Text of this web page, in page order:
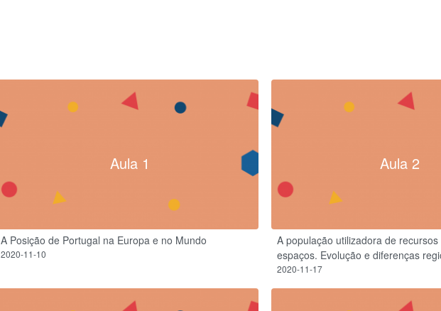
Aula 1
A Posição de Portugal na Europa e no Mundo
2020-11-10
Aula 2
A população utilizadora de
espaços. Evolução e diferenças
2020-11-17